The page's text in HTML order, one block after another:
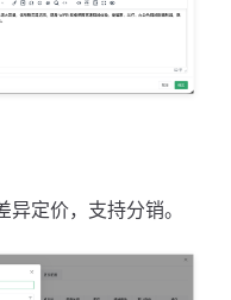
定价，支持分销。